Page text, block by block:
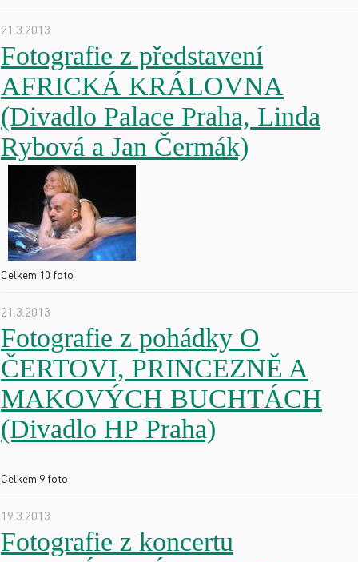
21.3.2013
Fotografie z představení
AFRICKÁ KRÁLOVNA
(Divadlo Palace Praha, Linda
Rybová a Jan Čermák)
Celkem 10 foto
21.3.2013
Fotografie z pohádky O
ČERTOVI, PRINCEZNĚ A
MAKOVÝCH BUCHTÁCH
(Divadlo HP Praha)
Celkem 9 foto
19.3.2013
Fotografie z koncertu